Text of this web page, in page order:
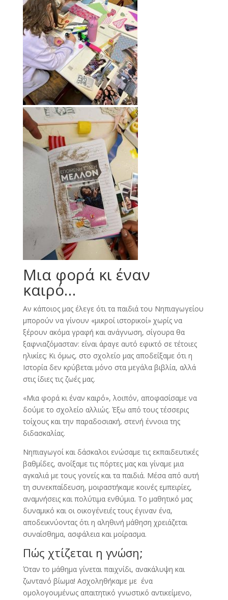
Μια φορά κι έναν
καιρό…
Αν κάποιος μας έλεγε ότι τα παιδιά του Νηπιαγωγείου
μπορούν να γίνουν «μικροί ιστορικοί» χωρίς να
ξέρουν ακόμα γραφή και ανάγνωση, σίγουρα θα
ξαφνιαζόμασταν: είναι άραγε αυτό εφικτό σε τέτοιες
ηλικίες; Κι όμως, στο σχολείο μας αποδείξαμε ότι η
Ιστορία δεν κρύβεται μόνο στα μεγάλα βιβλία, αλλά
στις ίδιες τις ζωές μας.
«Μια φορά κι έναν καιρό», λοιπόν, αποφασίσαμε να
δούμε το σχολείο αλλιώς. Έξω από τους τέσσερις
τοίχους και την παραδοσιακή, στενή έννοια της
διδασκαλίας.
Νηπιαγωγοί και δάσκαλοι ενώσαμε τις εκπαιδευτικές
βαθμίδες, ανοίξαμε τις πόρτες μας και γίναμε μια
αγκαλιά με τους γονείς και τα παιδιά. Μέσα από αυτή
τη συνεκπαίδευση, μοιραστήκαμε κοινές εμπειρίες,
αναμνήσεις και πολύτιμα ενθύμια. Το μαθητικό μας
δυναμικό και οι οικογένειές τους έγιναν ένα,
αποδεικνύοντας ότι η αληθινή μάθηση χρειάζεται
συναίσθημα, ασφάλεια και μοίρασμα.
Πώς χτίζεται η γνώση;
Όταν το μάθημα γίνεται παιχνίδι, ανακάλυψη και
ζωντανό βίωμα! Ασχοληθήκαμε με ένα
ομολογουμένως απαιτητικό γνωστικό αντικείμενο,